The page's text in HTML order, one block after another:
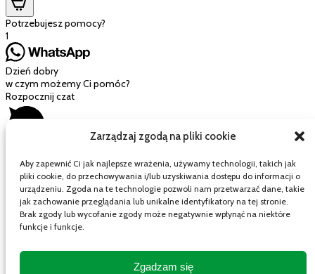
Zarządzaj zgodą na pliki cookie
Aby zapewnić Ci jak najlepsze wrażenia, używamy technologii, takich jak
pliki cookie, do przechowywania i/lub uzyskiwania dostępu do informacji o
urządzeniu. Zgoda na te technologie pozwoli nam przetwarzać dane, takie
jak zachowanie przeglądania lub unikalne identyfikatory na tej stronie.
Brak zgody lub wycofanie zgody może negatywnie wpłynąć na niektóre
funkcje i funkcje.
Zgadzam się
Potrzebujesz pomocy?
1
Dzień dobry
w czym możemy Ci pomóc?
Rozpocznij czat
Mój wózek
Twój koszyk jest pusty.